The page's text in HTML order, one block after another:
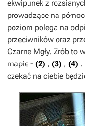
ekwipunek z
prowadzące na północ
poziom polega na
przeciwników oraz
Czarne Mgły. Zrób to
mapie - (2) , (3) , (4) .
czekać na ciebie